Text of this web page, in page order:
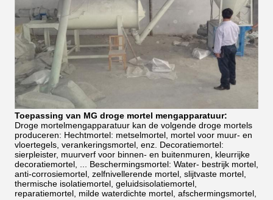
Toepassing van MG droge mortel mengapparatuur:
Droge mortelmengapparatuur kan de volgende droge mortels
produceren: Hechtmortel: metselmortel, mortel voor muur- en
vloertegels, verankeringsmortel, enz. Decoratiemortel:
sierpleister, muurverf voor binnen- en buitenmuren, kleurrijke
decoratiemortel, ... Beschermingsmortel: Water- bestrijk mortel,
anti-corrosiemortel, zelfnivellerende mortel, slijtvaste mortel,
thermische isolatiemortel, geluidsisolatiemortel,
reparatiemortel, milde waterdichte mortel, afschermingsmortel,